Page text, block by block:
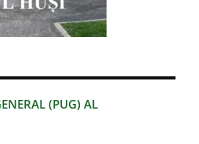
(PUG) AL